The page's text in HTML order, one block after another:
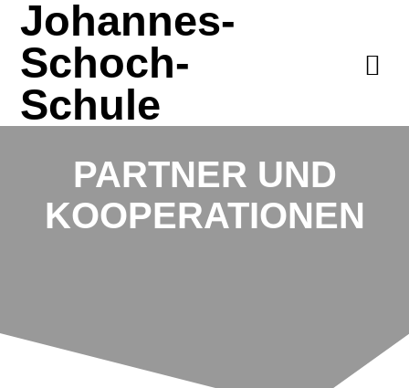
Johannes-
Schoch-
Schule
PARTNER UND
KOOPERATIONEN